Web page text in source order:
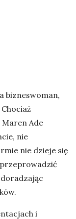
bizneswoman,
Maren Ade
nie
nie dzieje się
i